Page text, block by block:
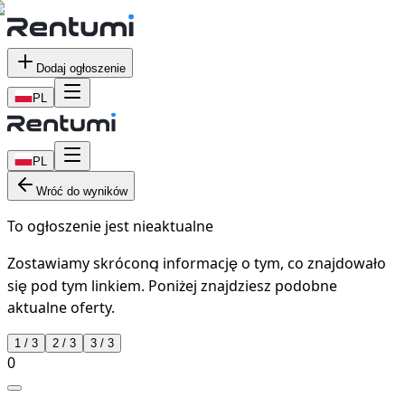
Dodaj ogłoszenie
PL
PL
Wróć do wyników
To ogłoszenie jest nieaktualne
Zostawiamy skróconą informację o tym, co znajdowało
się pod tym linkiem. Poniżej znajdziesz podobne
aktualne oferty.
1 / 3 2 / 3 3 / 3
0